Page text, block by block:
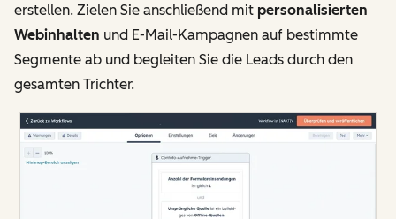
erstellen. Zielen Sie anschließend mit personalisierten
Webinhalten und E-Mail-Kampagnen auf bestimmte
Segmente ab und begleiten Sie die Leads durch den
gesamten Trichter.